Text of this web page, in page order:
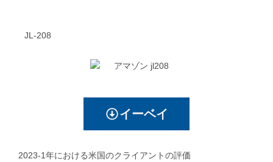
JL-208
イーベイ
2023-1年における米国のクライアントの評価